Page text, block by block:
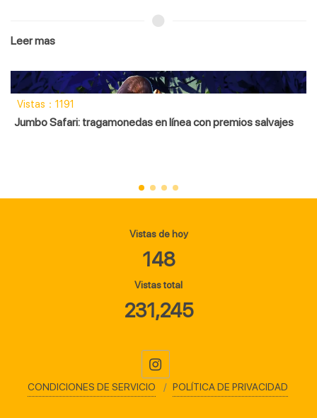
Leer mas
salvajes Texas Hold'em: ¿Cómo jugar y
Vistas de hoy
148
Vistas total
231,245
CONDICIONES DE SERVICIO POLÍTICA DE PRIVACIDAD